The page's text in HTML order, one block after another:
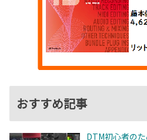
おすすめ記事
DTM初心者の